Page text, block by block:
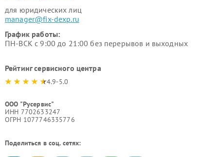
для юридических лиц
manager@fix-dexp.ru
График работы:
ПН-ВСК с 9:00 до 21:00 без перерывов и выходных
Рейтинг сервисного центра
4.9-5.0
ООО "Русервис"
ИНН 7702633247
ОГРН 1077746335776
Поделиться в соц. сетях: